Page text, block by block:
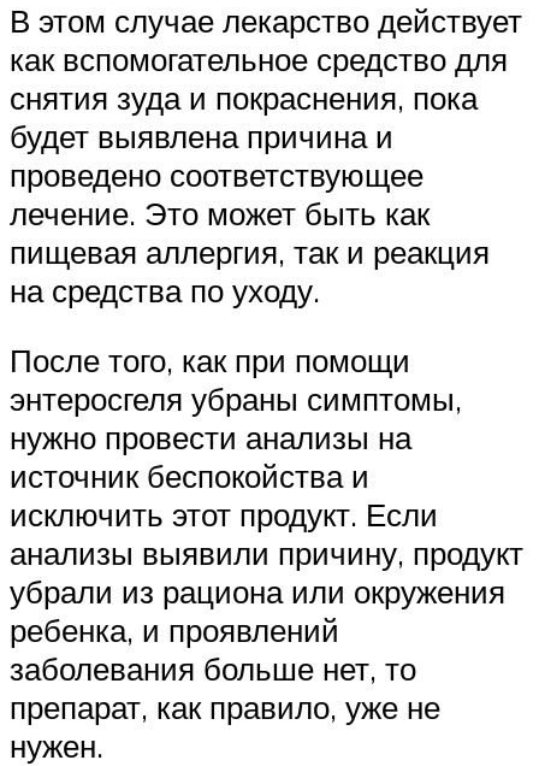
В этом случае лекарство действует
как вспомогательное средство для
снятия зуда и покраснения, пока
будет выявлена причина и
проведено соответствующее
лечение. Это может быть как
пищевая аллергия, так и реакция
на средства по уходу.
После того, как при помощи
энтеросгеля убраны симптомы,
нужно провести анализы на
источник беспокойства и
исключить этот продукт. Если
анализы выявили причину, продукт
убрали из рациона или окружения
ребенка, и проявлений
заболевания больше нет, то
препарат, как правило, уже не
нужен.